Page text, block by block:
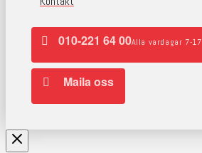
010-221 64 00Alla vardagar 7-17
Maila oss